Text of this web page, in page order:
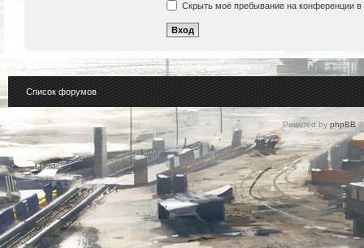
Скрыть моё пребывание на конференции в
Список форумов
Powered by phpBB©